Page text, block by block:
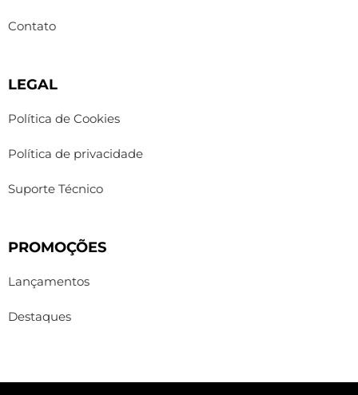
Contato
LEGAL
Política de Cookies
Política de privacidade
Suporte Técnico
PROMOÇÕES
Lançamentos
Destaques